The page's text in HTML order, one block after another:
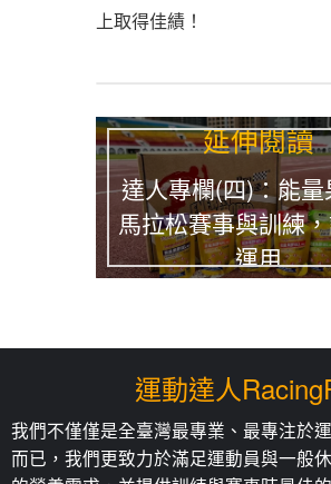
上取得佳績！
延伸閱讀
達人專欄(四)：能
馬拉松賽事與訓練
運用
運動達人
我們不僅僅是全臺灣最專業、最專注於
而已，我們更致力於滿足運動員與一般